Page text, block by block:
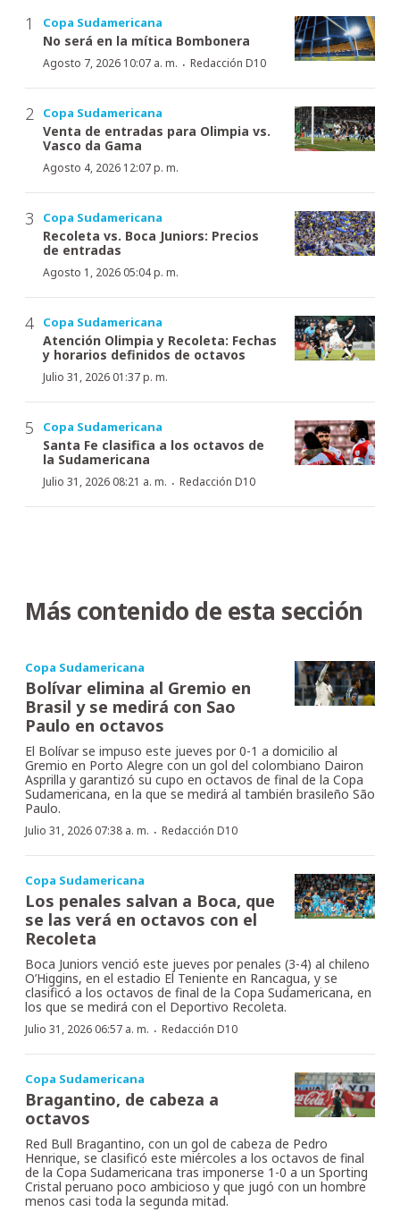
Copa Sudamericana
No será en la mítica Bombonera
Agosto 7, 2026 10:07 a. m. · Redacción D10
Copa Sudamericana
Venta de entradas para Olimpia vs.
Vasco da Gama
Agosto 4, 2026 12:07 p. m.
Copa Sudamericana
Recoleta vs. Boca Juniors: Precios
de entradas
Agosto 1, 2026 05:04 p. m.
Copa Sudamericana
Atención Olimpia y Recoleta: Fechas
y horarios definidos de octavos
Julio 31, 2026 01:37 p. m.
Copa Sudamericana
Santa Fe clasifica a los octavos de
la Sudamericana
Julio 31, 2026 08:21 a. m. · Redacción D10
Más contenido de esta sección
Copa Sudamericana
Bolívar elimina al Gremio en
Brasil y se medirá con Sao
Paulo en octavos
El Bolívar se impuso este jueves por 0-1 a domicilio al
Gremio en Porto Alegre con un gol del colombiano Dairon
Asprilla y garantizó su cupo en octavos de final de la Copa
Sudamericana, en la que se medirá al también brasileño São
Paulo.
Julio 31, 2026 07:38 a. m. · Redacción D10
Copa Sudamericana
Los penales salvan a Boca, que
se las verá en octavos con el
Recoleta
Boca Juniors venció este jueves por penales (3-4) al chileno
O’Higgins, en el estadio El Teniente en Rancagua, y se
clasificó a los octavos de final de la Copa Sudamericana, en
los que se medirá con el Deportivo Recoleta.
Julio 31, 2026 06:57 a. m. · Redacción D10
Copa Sudamericana
Bragantino, de cabeza a
octavos
Red Bull Bragantino, con un gol de cabeza de Pedro
Henrique, se clasificó este miércoles a los octavos de final
de la Copa Sudamericana tras imponerse 1-0 a un Sporting
Cristal peruano poco ambicioso y que jugó con un hombre
menos casi toda la segunda mitad.